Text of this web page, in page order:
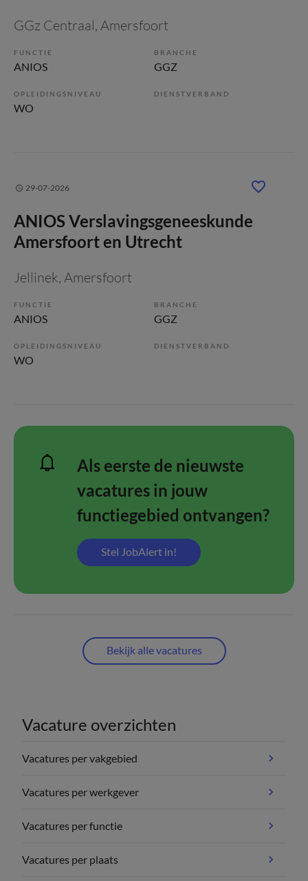
GGz Centraal, Amersfoort
FUNCTIE
ANIOS
BRANCHE
GGZ
OPLEIDINGSNIVEAU
WO
DIENSTVERBAND
29-07-2026
ANIOS Verslavingsgeneeskunde
Amersfoort en Utrecht
Jellinek, Amersfoort
FUNCTIE
ANIOS
BRANCHE
GGZ
OPLEIDINGSNIVEAU
WO
DIENSTVERBAND
Als eerste de nieuwste
vacatures in jouw
functiegebied ontvangen?
Stel JobAlert in!
Bekijk alle vacatures
Vacature overzichten
Vacatures per vakgebied
Vacatures per werkgever
Vacatures per functie
Vacatures per plaats